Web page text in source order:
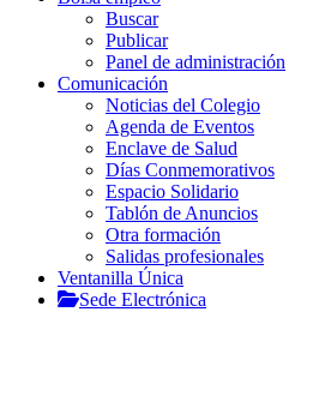
Buscar
Publicar
Panel de administración
Comunicación
Noticias del Colegio
Agenda de Eventos
Enclave de Salud
Días Conmemorativos
Espacio Solidario
Tablón de Anuncios
Otra formación
Salidas profesionales
Ventanilla Única
Sede Electrónica